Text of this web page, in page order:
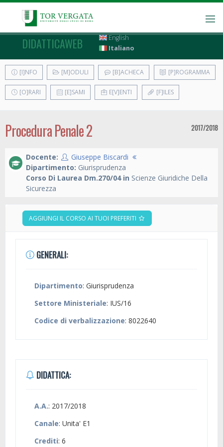
DIDATTICAWEB
English
Italiano
[I]NFO [M]ODULI [B]ACHECA [P]ROGRAMMA
[O]RARI [E]SAMI E[V]ENTI [F]ILES
Procedura Penale 2 2017/2018
Docente:
Giuseppe Biscardi
Dipartimento: Giurisprudenza
Corso Di Laurea Dm.270/04 in Scienze Giuridiche Della
Sicurezza
AGGIUNGI IL CORSO AI TUOI PREFERITI
GENERALI:
Dipartimento: Giurisprudenza
Settore Ministeriale: IUS/16
Codice di verbalizzazione: 8022640
DIDATTICA:
A.A.: 2017/2018
Canale: Unita' E1
Crediti: 6